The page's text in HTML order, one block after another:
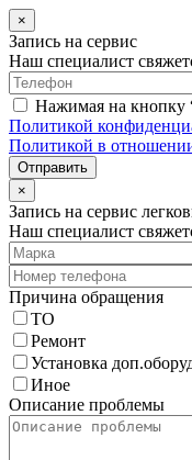
×
Запись на сервис
Наш специалист
Нажимая на кнопку
Политикой
Политикой в
Отправить
×
Запись на сервис
Наш специалист
Причина обращения
ТО
Ремонт
Установка
Иное
Описание проблемы